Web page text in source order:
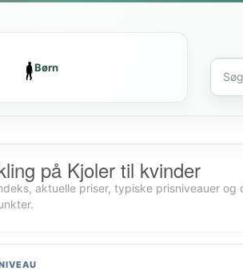
Børn Søg
på Kjoler til kvinder
aktuelle priser, typiske prisniveauer